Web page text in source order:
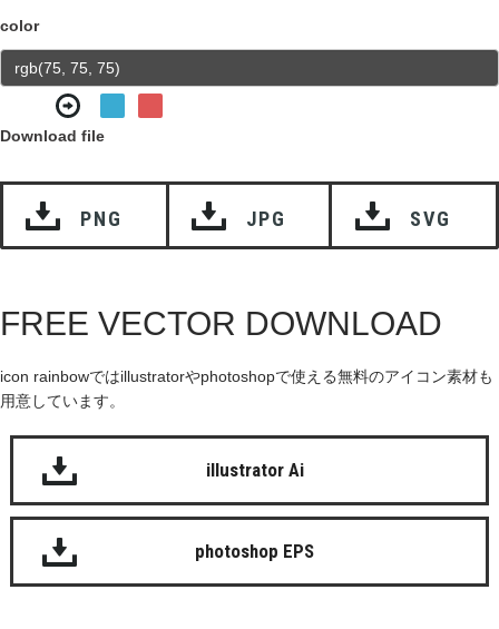
color
Download file
PNG JPG SVG
FREE VECTOR DOWNLOAD
icon rainbowではillustratorやphotoshopで使える無料のアイコン素材も
用意しています。
illustrator Ai
photoshop EPS